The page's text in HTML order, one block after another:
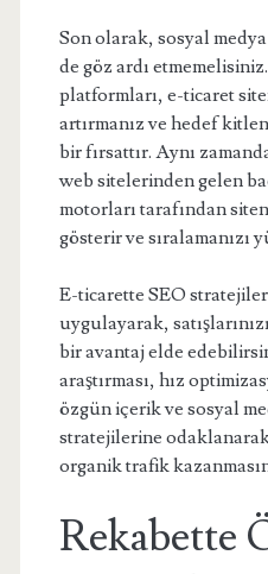
Son olarak, sosyal
de göz ardı
platformları, e-ticaret
artırmanız ve hedef
bir fırsattır. Aynı
web sitelerinden gelen
motorları tarafından
gösterir ve sıralamanızı
E-ticarette SEO
uygulayarak,
bir avantaj elde
araştırması, hız
özgün içerik ve sosyal
stratejilerine
organik trafik
Rekabette